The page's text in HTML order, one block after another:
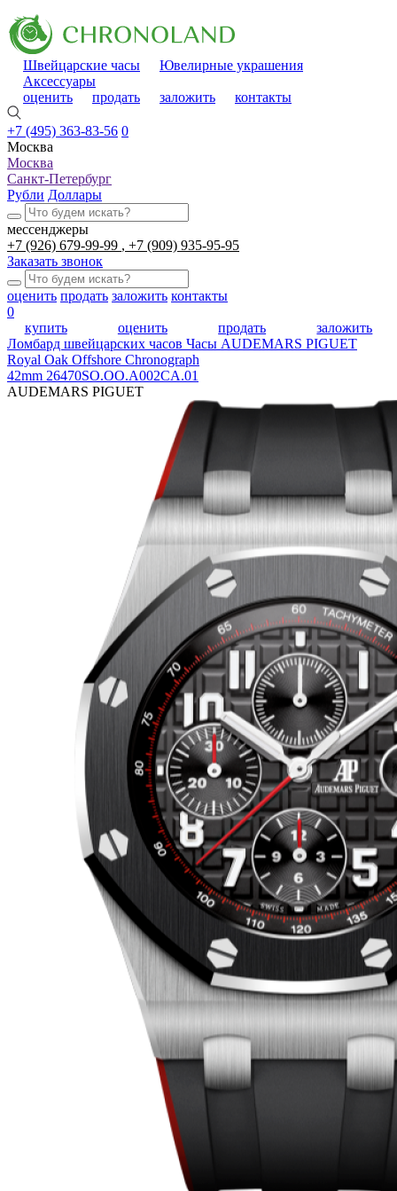
Швейцарские часы
Ювелирные украшения
Аксессуары
оценить
продать заложить контакты
+7 (495) 363-83-56 0
Москва
Москва
Санкт-Петербург
Рубли Доллары
мессенджеры
+7 (926) 679-99-99
+7 (909) 935-95-95
Заказать звонок
оценить продать заложить контакты
0
купить
оценить продать
заложить
Ломбард швейцарских часов Часы AUDEMARS PIGUET
Royal Oak Offshore Chronograph
42mm 26470SO.OO.A002CA.01
AUDEMARS PIGUET